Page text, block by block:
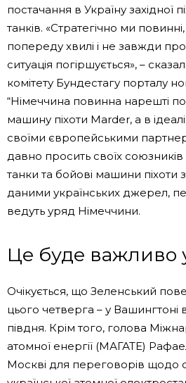
постачання в Україну західної
танків. «Стратегічно ми
попереду хвилі і не завжди
ситуація погіршується», –
комітету Бундестагу порталу
“Німеччина повинна нарешті
машину піхоти Marder, а в
своїми європейськими
давно просить своїх союзників
танки та бойові машини піхоти
даними українських джерел,
ведуть уряд Німеччини.
Це буде важливо
Очікується, що Зеленський
цього четверга – у Вашингтоні
півдня. Крім того, голова
атомної енергії (МАГАТЕ)
Москві для переговорів щодо